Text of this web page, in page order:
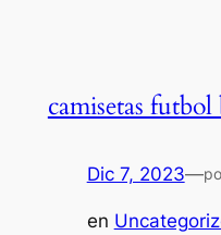
camisetas futbol
Dic 7, 2023—
en